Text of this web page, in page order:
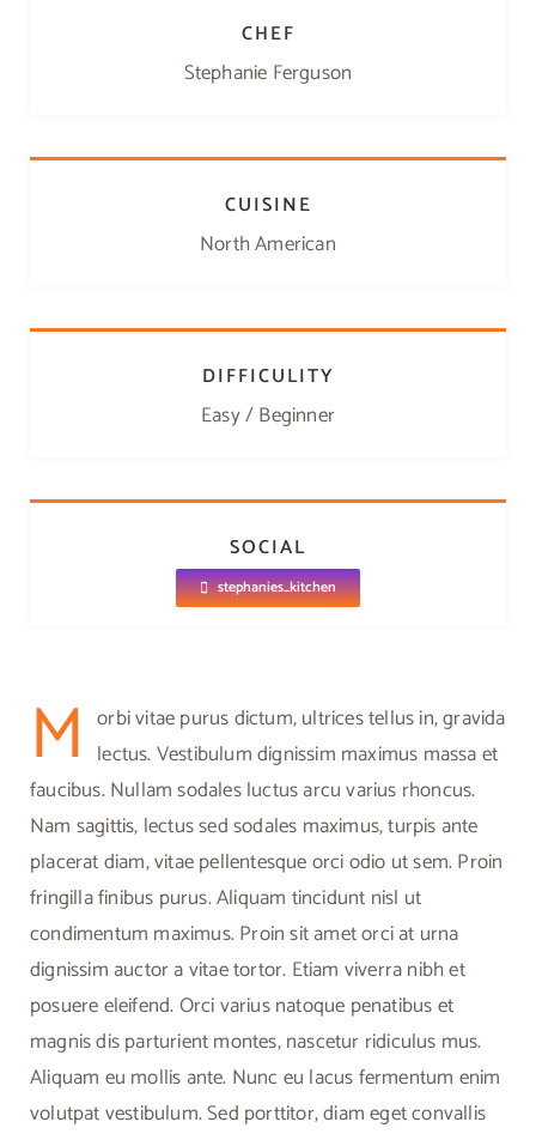
CHEF
Stephanie Ferguson
CUISINE
North American
DIFFICULITY
Easy / Beginner
SOCIAL
stephanies_kitchen
M orbi vitae purus dictum, ultrices tellus in, gravida
lectus. Vestibulum dignissim maximus massa et
faucibus. Nullam sodales luctus arcu varius rhoncus.
Nam sagittis, lectus sed sodales maximus, turpis ante
placerat diam, vitae pellentesque orci odio ut sem. Proin
fringilla finibus purus. Aliquam tincidunt nisl ut
condimentum maximus. Proin sit amet orci at urna
dignissim auctor a vitae tortor. Etiam viverra nibh et
posuere eleifend. Orci varius natoque penatibus et
magnis dis parturient montes, nascetur ridiculus mus.
Aliquam eu mollis ante. Nunc eu lacus fermentum enim
volutpat vestibulum. Sed porttitor, diam eget convallis